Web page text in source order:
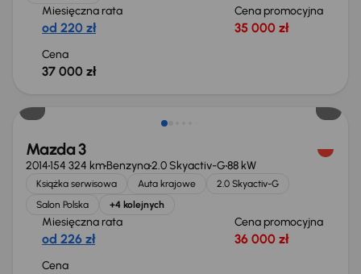
Miesięczna rata
od 220 zł
Cena promocyjna
35 000 zł
Cena
37 000 zł
Mazda 3
2014154 324 kmBenzyna2.0 Skyactiv-G88 kW
Książka serwisowa Auta krajowe
2.0 Skyactiv-G
Salon Polska
+4 kolejnych
Miesięczna rata
od 226 zł
Cena promocyjna
36 000 zł
Cena